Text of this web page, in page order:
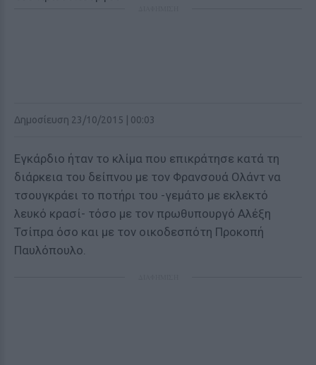
Δημοσίευση 23/10/2015 | 00:03
Εγκάρδιο ήταν το κλίμα που επικράτησε κατά τη
διάρκεια του δείπνου με τον Φρανσουά Ολάντ να
τσουγκράει το ποτήρι του -γεμάτο με εκλεκτό
λευκό κρασί- τόσο με τον πρωθυπουργό Αλέξη
Τσίπρα όσο και με τον οικοδεσπότη Προκοπή
Παυλόπουλο.